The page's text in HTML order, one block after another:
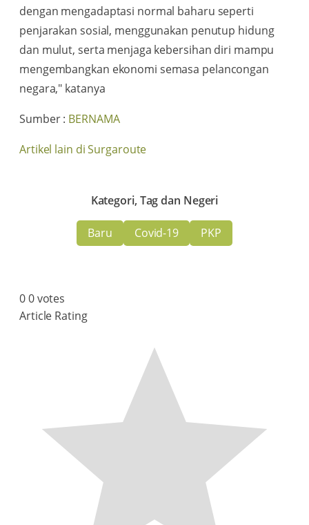
dengan mengadaptasi normal baharu seperti
penjarakan sosial, menggunakan penutup hidung
dan mulut, serta menjaga kebersihan diri mampu
mengembangkan ekonomi semasa pelancongan
negara," katanya
Sumber : BERNAMA
Artikel lain di Surgaroute
Kategori, Tag dan Negeri
Baru Covid-19 PKP
00votes
Article Rating